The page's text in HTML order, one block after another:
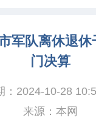
军队离休退
门决算
：2024-10-28
来源：本网